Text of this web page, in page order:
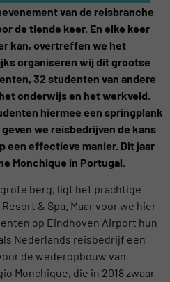
van de reisbranche
de tiende keer. En elke keer
kan, overtreffen we het
organiseren wij dit grootse
32 studenten van andere
onderwijs en het werkveld.
hiermee een springplank
we reisbedrijven de kans
een effectieve manier. Dit jaar
Monchique in Portugal.
berg, ligt het prachtige
& Spa. Maar voor we hier
op Eindhoven Airport hun
Nederlands reisbedrijf een
de wederopbouw van
Monchique, die in 2018 zwaar